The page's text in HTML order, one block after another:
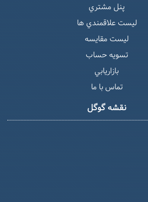
پنل مشتري
ليست علاقمندي ها
لیست مقایسه
تسويه حساب
بازاريابي
تماس با ما
نقشه گوگل